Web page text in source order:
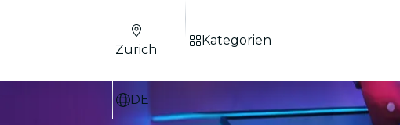
Zürich
DE
Kategorien